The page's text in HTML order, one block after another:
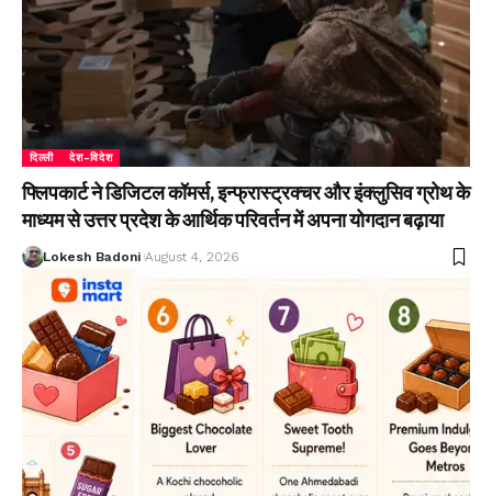
दिल्ली देश-विदेश
फ्लिपकार्ट ने डिजिटल कॉमर्स, इन्फ्रास्ट्रक्चर और इंक्लुसिव ग्रोथ के
माध्यम से उत्तर प्रदेश के आर्थिक परिवर्तन में अपना योगदान बढ़ाया
Lokesh Badoni August 4, 2026